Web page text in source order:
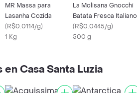
MR Massa para
Lasanha Cozida
(R$0.0114/g)
1 Kg
La Molisana Gnocchi
Batata Fresca Italiano
(R$0.0445/g)
500 g
Casa Santa Luzia